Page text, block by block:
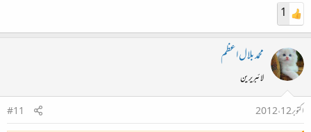
1
محمد بلال اعظم
لائبریرین
اکتوبر 12، 2012
#11